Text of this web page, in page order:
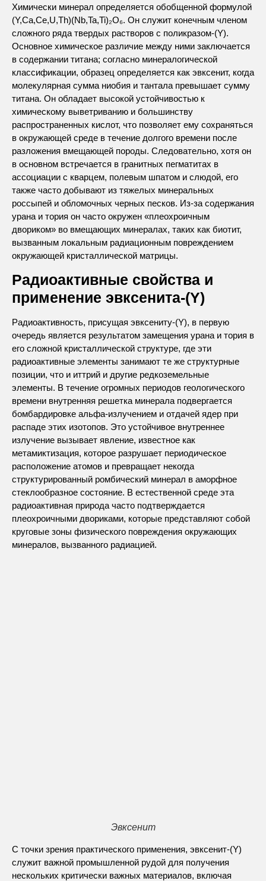
Химически минерал определяется обобщенной формулой
(Y,Ca,Ce,U,Th)(Nb,Ta,Ti)₂O₆. Он служит конечным членом
сложного ряда твердых растворов с поликразом-(Y).
Основное химическое различие между ними заключается
в содержании титана; согласно минералогической
классификации, образец определяется как эвксенит, когда
молекулярная сумма ниобия и тантала превышает сумму
титана. Он обладает высокой устойчивостью к
химическому выветриванию и большинству
распространенных кислот, что позволяет ему сохраняться
в окружающей среде в течение долгого времени после
разложения вмещающей породы. Следовательно, хотя он
в основном встречается в гранитных пегматитах в
ассоциации с кварцем, полевым шпатом и слюдой, его
также часто добывают из тяжелых минеральных
россыпей и обломочных черных песков. Из-за содержания
урана и тория он часто окружен «плеохроичным
двориком» во вмещающих минералах, таких как биотит,
вызванным локальным радиационным повреждением
окружающей кристаллической матрицы.
Радиоактивные свойства и
применение эвксенита-(Y)
Радиоактивность, присущая эвксениту-(Y), в первую
очередь является результатом замещения урана и тория в
его сложной кристаллической структуре, где эти
радиоактивные элементы занимают те же структурные
позиции, что и иттрий и другие редкоземельные
элементы. В течение огромных периодов геологического
времени внутренняя решетка минерала подвергается
бомбардировке альфа-излучением и отдачей ядер при
распаде этих изотопов. Это устойчивое внутреннее
излучение вызывает явление, известное как
метамиктизация, которое разрушает периодическое
расположение атомов и превращает некогда
структурированный ромбический минерал в аморфное
стеклообразное состояние. В естественной среде эта
радиоактивная природа часто подтверждается
плеохроичными двориками, которые представляют собой
круговые зоны физического повреждения окружающих
минералов, вызванного радиацией.
Эвксенит
С точки зрения практического применения, эвксенит-(Y)
служит важной промышленной рудой для получения
нескольких критически важных материалов, включая